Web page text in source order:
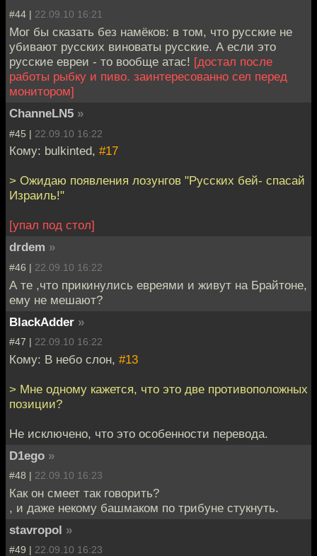
#44 | 22.09.10 16:21
Мог бы сказать без намёков: в том, что русские не
убивают русских виноваты русские. А если это
русские евреи - то вообще атас! [достал после
работы рыбку и пиво. заинтересованно сел перед
монитором]
ChanneLN5 »
#45 | 22.09.10 16:22
Кому: bulkinted, #17
> Ожидаю появления лозунгов "Русских бей- спасай
Израиль!"
[упал под стол]
drdem »
#46 | 22.09.10 16:22
А те ,что прикинулись евреями и живут на Брайтоне,
ему не мешают?
BlackAdder »
#47 | 22.09.10 16:22
Кому: В небо слон, #13
> Мне одному кажется, что это две противоположных
позиции?
Не исключено, что это особенности перевода.
D1ego »
#48 | 22.09.10 16:23
Как он смеет так говорить?
, и даже некому башмаком по трибуне стукнуть.
stavropol »
#49 | 22.09.10 16:23